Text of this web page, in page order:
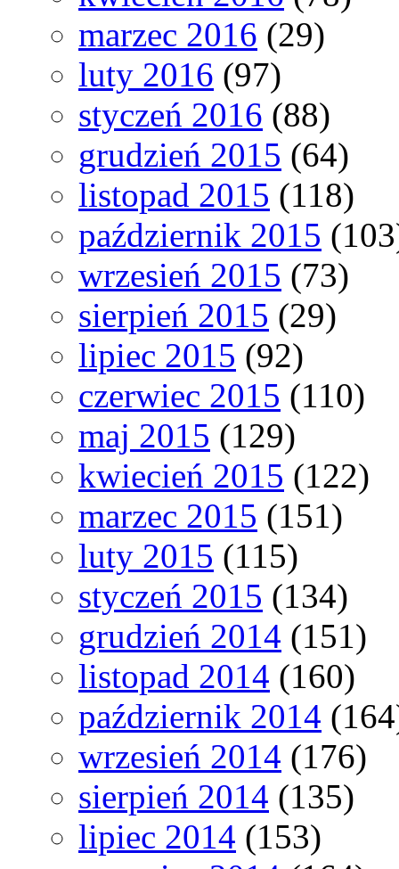
marzec 2016 (29)
luty 2016 (97)
styczeń 2016 (88)
grudzień 2015 (64)
listopad 2015 (118)
październik 2015
wrzesień 2015 (73)
sierpień 2015 (29)
lipiec 2015 (92)
czerwiec 2015 (110)
maj 2015 (129)
kwiecień 2015 (122)
marzec 2015 (151)
luty 2015 (115)
styczeń 2015 (134)
grudzień 2014 (151)
listopad 2014 (160)
październik 2014
wrzesień 2014 (176)
sierpień 2014 (135)
lipiec 2014 (153)